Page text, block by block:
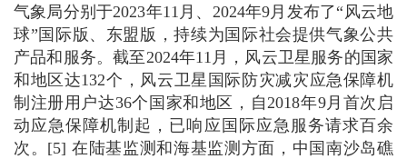
气象局分别于2023年11月、2024年9月发布了“风云地
球”国际版、东盟版，持续为国际社会提供气象公共
产品和服务。截至2024年11月，风云卫星服务的国家
和地区达132个，风云卫星国际防灾减灾应急保障机
制注册用户达36个国家和地区，自2018年9月首次启
动应急保障机制起，已响应国际应急服务请求百余
次。[5] 在陆基监测和海基监测方面，中国南沙岛礁